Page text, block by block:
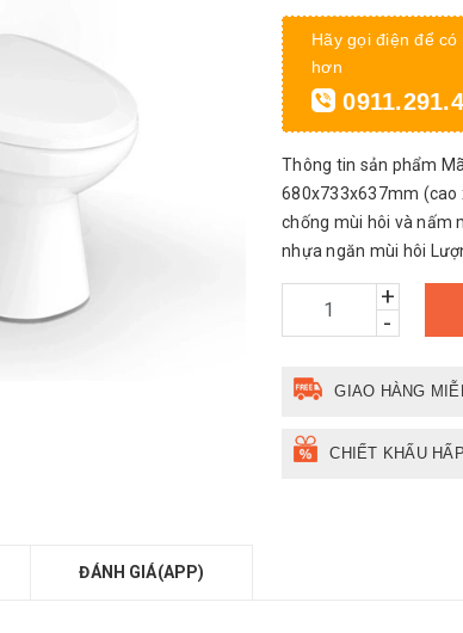
Hãy gọi điện để có
hơn
Thông tin sản phẩm
680x733x637mm (cao
chống mùi hôi và nấm
nhựa ngăn mùi hôi
+
-
GIAO HÀNG
CHIẾT KHẤU
ĐÁNH GIÁ(APP)